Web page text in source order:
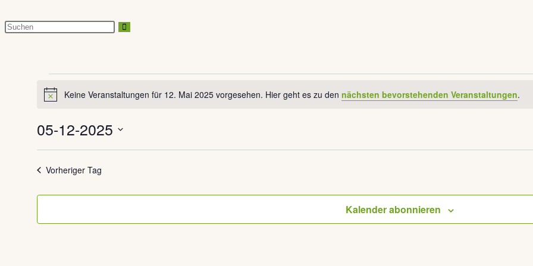
Diese
für
Mai
2025
HinweisKeine Veranstaltungen für 12. Mai 2025 vorgesehen. Hier geht es zu den nächsten bevorstehenden Veranstaltungen.
05-12-2025
Datum
wählen.
Vorheriger Tag
Kalender abonnieren